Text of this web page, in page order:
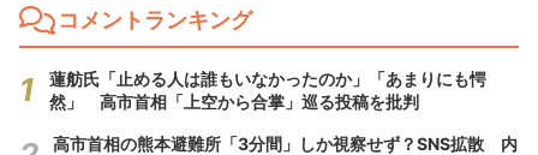
コメントランキング
蓮舫氏「止める人は誰もいなかったのか」「あまりにも愕
然」 高市首相「上空から合掌」巡る投稿を批判
高市首相の熊本避難所「3分間」しか視察せず？SNS拡散 内